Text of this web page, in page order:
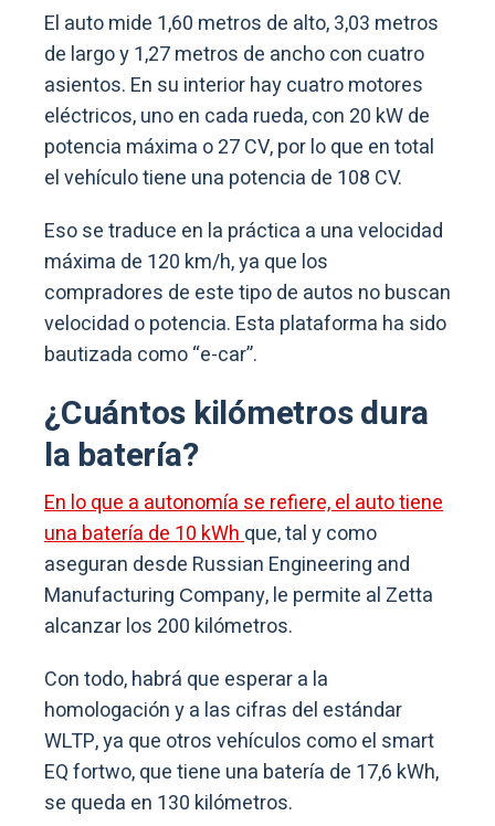
El auto mide 1,60 metros de alto, 3,03 metros
de largo y 1,27 metros de ancho con cuatro
asientos. En su interior hay cuatro motores
eléctricos, uno en cada rueda, con 20 kW de
potencia máxima o 27 CV, por lo que en total
el vehículo tiene una potencia de 108 CV.
Eso se traduce en la práctica a una velocidad
máxima de 120 km/h, ya que los
compradores de este tipo de autos no buscan
velocidad o potencia. Esta plataforma ha sido
bautizada como “e-car”.
¿Cuántos kilómetros dura
la batería?
En lo que a autonomía se refiere, el auto tiene
una batería de 10 kWhque, tal y como
aseguran desde Russian Engineering and
Manufacturing Сompany, le permite al Zetta
alcanzar los 200 kilómetros.
Con todo, habrá que esperar a la
homologación y a las cifras del estándar
WLTP, ya que otros vehículos como el smart
EQ fortwo, que tiene una batería de 17,6 kWh,
se queda en 130 kilómetros.